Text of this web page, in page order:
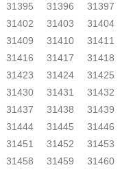
31395 31396
31397
31402 31403
31404
31409 31410
31411
31416 31417
31418
31423 31424
31425
31430 31431
31432
31437 31438
31439
31444 31445
31446
31451 31452
31453
31458 31459
31460